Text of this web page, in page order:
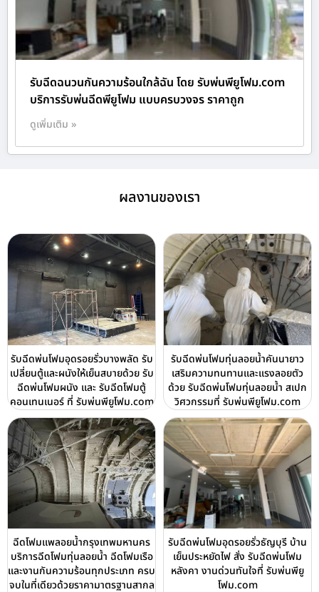
รับฉีดฉนวนกันความร้อนใกล้ฉัน โดย รับพ่นพียูโฟม.com
บริการรับพ่นฉีดพียูโฟม แบบครบวงจร ราคาถูก
ดูเพิ่มเติม »
ผลงานของเรา
รับฉีดพ่นโฟมอุดรอยรั่วบางพลัด รับ
เปลี่ยนตู้และผนังให้เย็นสบายด้วย รับ
ฉีดพ่นโฟมผนัง และ รับฉีดโฟมตู้
คอนเทนเนอร์ ที่ รับพ่นพียูโฟม.com
รับฉีดพ่นโฟมทุ่นลอยน้ำคันนายาว
เสริมความทนทานและแรงลอยตัว
ด้วย รับฉีดพ่นโฟมทุ่นลอยน้ำ สเปก
วิศวกรรมที่ รับพ่นพียูโฟม.com
ฉีดโฟมแพลอยน้ำกรุงเทพมหานคร
บริการฉีดโฟมทุ่นลอยน้ำ ฉีดโฟมเรือ
และงานกันความร้อนทุกประเภท ครบ
จบในที่เดียวด้วยราคามาตรฐานสากล
รับฉีดพ่นโฟมอุดรอยรั่วธัญบุรี บ้าน
เย็นประหยัดไฟ สั่ง รับฉีดพ่นโฟม
หลังคา งานด่วนทันใจที่ รับพ่นพียู
โฟม.com